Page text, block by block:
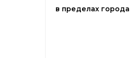
в пределах города